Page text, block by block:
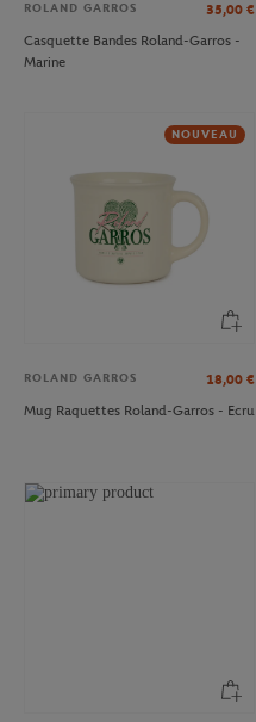
ROLAND GARROS 35,00 €
Casquette Bandes Roland-Garros -
Marine
NOUVEAU
ROLAND GARROS 18,00 €
Mug Raquettes Roland-Garros - Ecru